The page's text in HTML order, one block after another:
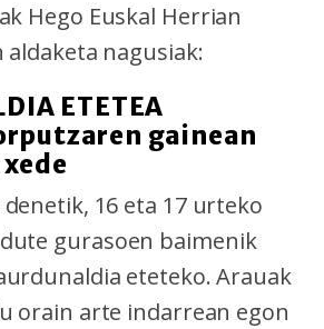
Hego Euskal Herrian
nagusiak:
ETETEA
gainean
16 eta 17 urteko
gurasoen baimenik
eteteko. Arauak
orain arte indarrean egon